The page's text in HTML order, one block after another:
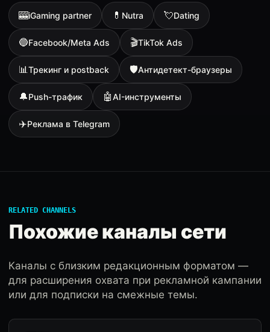
🎰iGaming partner 💊 Nutra 💘Dating
🔵Facebook/Meta Ads 🎬TikTok Ads
📊Трекинг и postback 🛡Антидетект-браузеры
🔔Push-трафик 🤖AI-инструменты
✈️Реклама в Telegram
RELATED CHANNELS
Похожие каналы сети
Каналы с близким редакционным форматом —
для расширения охвата при рекламной кампании
или для подписки на смежные темы.